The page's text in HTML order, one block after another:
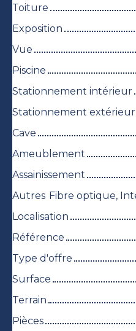
Toiture
Exposition
Vue
Piscine
Stationnement intérieur
Stationnement extérieur
Cave
Ameublement
Assainissement
Autres
Localisation
Référence
Type d'offre
Surface
Terrain
Pièces